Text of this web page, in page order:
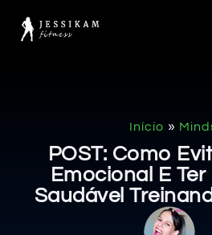
Início »
POST: Como
Emocional E
Saudável